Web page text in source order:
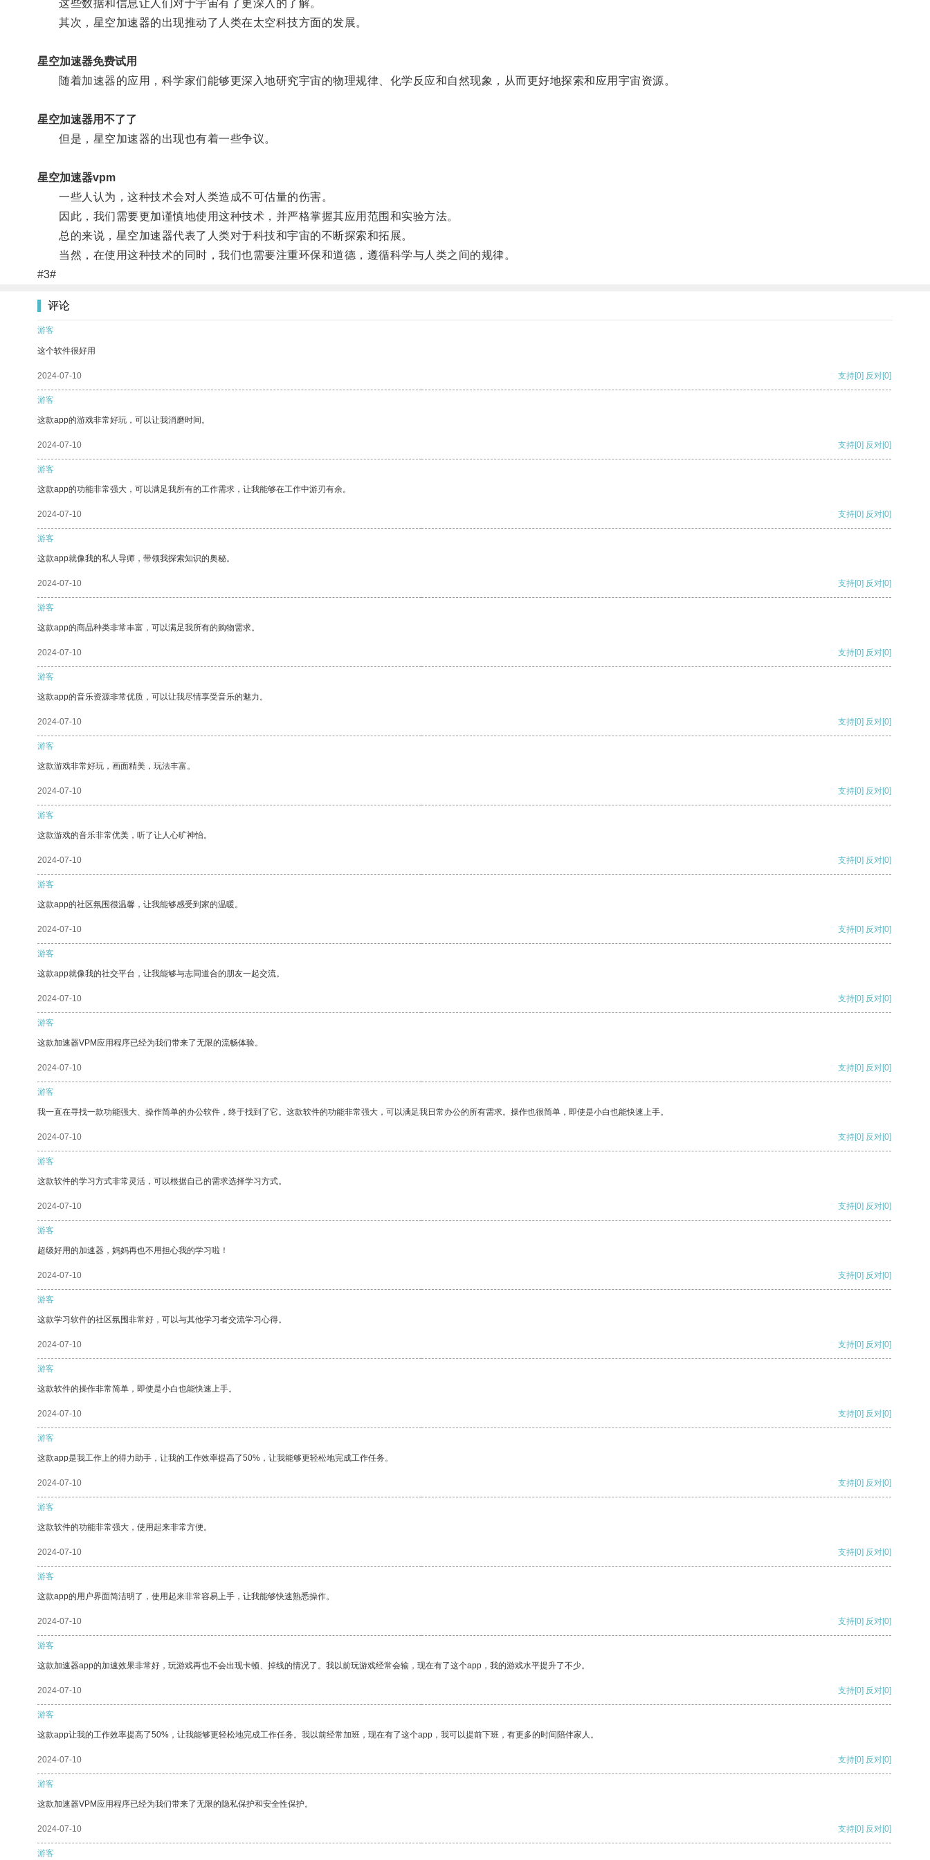
这些数据和信息让人们对于宇宙有了更深入的了解。
其次，星空加速器的出现推动了人类在太空科技方面的发展。
星空加速器免费试用
随着加速器的应用，科学家们能够更深入地研究宇宙的物理规律、化学反应和自然现象，从而更好地探索和应用宇宙资源。
星空加速器用不了了
但是，星空加速器的出现也有着一些争议。
星空加速器vpm
一些人认为，这种技术会对人类造成不可估量的伤害。
因此，我们需要更加谨慎地使用这种技术，并严格掌握其应用范围和实验方法。
总的来说，星空加速器代表了人类对于科技和宇宙的不断探索和拓展。
当然，在使用这种技术的同时，我们也需要注重环保和道德，遵循科学与人类之间的规律。
#3#
评论
游客
这个软件很好用
2024-07-10 支持[0] 反对[0]
游客
这款app的游戏非常好玩，可以让我消磨时间。
2024-07-10 支持[0] 反对[0]
游客
这款app的功能非常强大，可以满足我所有的工作需求，让我能够在工作中游刃有余。
2024-07-10 支持[0] 反对[0]
游客
这款app就像我的私人导师，带领我探索知识的奥秘。
2024-07-10 支持[0] 反对[0]
游客
这款app的商品种类非常丰富，可以满足我所有的购物需求。
2024-07-10 支持[0] 反对[0]
游客
这款app的音乐资源非常优质，可以让我尽情享受音乐的魅力。
2024-07-10 支持[0] 反对[0]
游客
这款游戏非常好玩，画面精美，玩法丰富。
2024-07-10 支持[0] 反对[0]
游客
这款游戏的音乐非常优美，听了让人心旷神怡。
2024-07-10 支持[0] 反对[0]
游客
这款app的社区氛围很温馨，让我能够感受到家的温暖。
2024-07-10 支持[0] 反对[0]
游客
这款app就像我的社交平台，让我能够与志同道合的朋友一起交流。
2024-07-10 支持[0] 反对[0]
游客
这款加速器VPM应用程序已经为我们带来了无限的流畅体验。
2024-07-10 支持[0] 反对[0]
游客
我一直在寻找一款功能强大、操作简单的办公软件，终于找到了它。这款软件的功能非常强大，可以满足我日常办公的所有需求。操作也很简单，即使是小白也能快速上手。
2024-07-10 支持[0] 反对[0]
游客
这款软件的学习方式非常灵活，可以根据自己的需求选择学习方式。
2024-07-10 支持[0] 反对[0]
游客
超级好用的加速器，妈妈再也不用担心我的学习啦！
2024-07-10 支持[0] 反对[0]
游客
这款学习软件的社区氛围非常好，可以与其他学习者交流学习心得。
2024-07-10 支持[0] 反对[0]
游客
这款软件的操作非常简单，即使是小白也能快速上手。
2024-07-10 支持[0] 反对[0]
游客
这款app是我工作上的得力助手，让我的工作效率提高了50%，让我能够更轻松地完成工作任务。
2024-07-10 支持[0] 反对[0]
游客
这款软件的功能非常强大，使用起来非常方便。
2024-07-10 支持[0] 反对[0]
游客
这款app的用户界面简洁明了，使用起来非常容易上手，让我能够快速熟悉操作。
2024-07-10 支持[0] 反对[0]
游客
这款加速器app的加速效果非常好，玩游戏再也不会出现卡顿、掉线的情况了。我以前玩游戏经常会输，现在有了这个app，我的游戏水平提升了不少。
2024-07-10 支持[0] 反对[0]
游客
这款app让我的工作效率提高了50%，让我能够更轻松地完成工作任务。我以前经常加班，现在有了这个app，我可以提前下班，有更多的时间陪伴家人。
2024-07-10 支持[0] 反对[0]
游客
这款加速器VPM应用程序已经为我们带来了无限的隐私保护和安全性保护。
2024-07-10 支持[0] 反对[0]
游客